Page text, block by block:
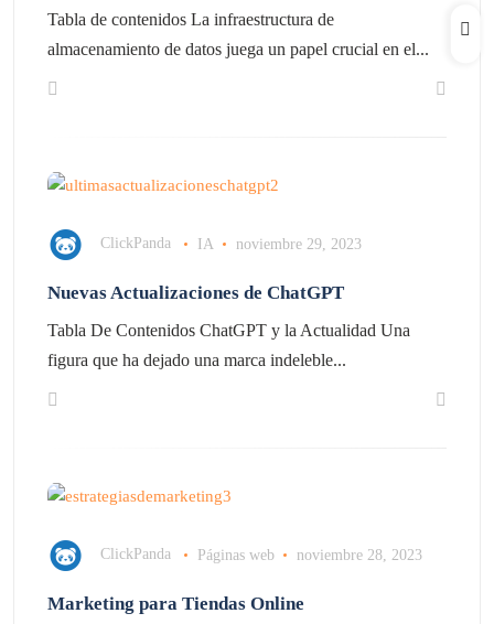
Tabla de contenidos La infraestructura de
almacenamiento de datos juega un papel crucial en el...
ClickPanda IA noviembre 29, 2023
Nuevas Actualizaciones de ChatGPT
Tabla De Contenidos ChatGPT y la Actualidad Una
figura que ha dejado una marca indeleble...
ClickPanda Páginas web noviembre 28, 2023
Marketing para Tiendas Online